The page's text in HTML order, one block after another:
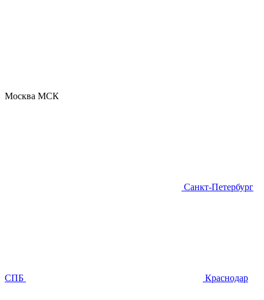
Москва МСК
Санкт-Петербург
СПБ Краснодар